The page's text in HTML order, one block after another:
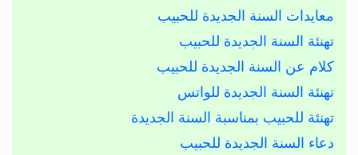
معايدات السنة الجديدة للحبيب
تهنئة السنة الجديدة للحبيب
كلام عن السنة الجديدة للحبيب
تهنئة السنة الجديدة للواتس
تهنئة للحبيب بمناسبة السنة الجديدة
دعاء السنة الجديدة للحبيب